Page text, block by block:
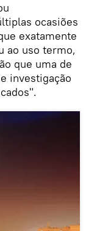
ocasiões
exatamente
ao uso termo,
que uma de
investigação